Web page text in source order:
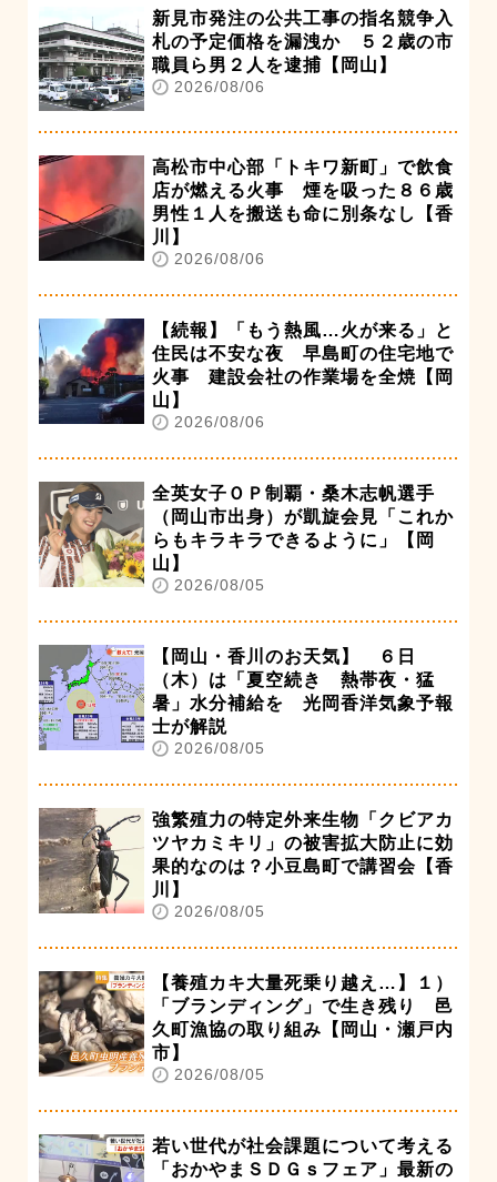
新見市発注の公共工事の指名競争入
札の予定価格を漏洩か ５２歳の市
職員ら男２人を逮捕【岡山】
2026/08/06
高松市中心部「トキワ新町」で飲食
店が燃える火事 煙を吸った８６歳
男性１人を搬送も命に別条なし【香
川】
2026/08/06
【続報】「もう熱風…火が来る」と
住民は不安な夜 早島町の住宅地で
火事 建設会社の作業場を全焼【岡
山】
2026/08/06
全英女子ＯＰ制覇・桑木志帆選手
（岡山市出身）が凱旋会見「これか
らもキラキラできるように」【岡
山】
2026/08/05
【岡山・香川のお天気】 ６日
（木）は「夏空続き 熱帯夜・猛
暑」水分補給を 光岡香洋気象予報
士が解説
2026/08/05
強繁殖力の特定外来生物「クビアカ
ツヤカミキリ」の被害拡大防止に効
果的なのは？小豆島町で講習会【香
川】
2026/08/05
【養殖カキ大量死乗り越え…】１）
「ブランディング」で生き残り 邑
久町漁協の取り組み【岡山・瀬戸内
市】
2026/08/05
若い世代が社会課題について考える
「おかやまＳＤＧｓフェア」最新の